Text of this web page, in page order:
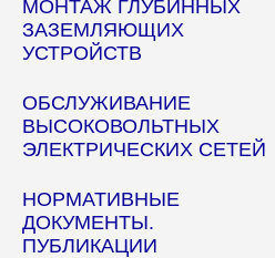
МОНТАЖ ГЛУБИННЫХ
ЗАЗЕМЛЯЮЩИХ
УСТРОЙСТВ
ОБСЛУЖИВАНИЕ
ВЫСОКОВОЛЬТНЫХ
ЭЛЕКТРИЧЕСКИХ СЕТЕЙ
НОРМАТИВНЫЕ
ДОКУМЕНТЫ.
ПУБЛИКАЦИИ